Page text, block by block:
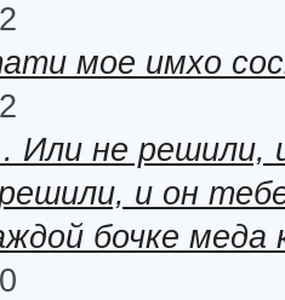
мое имхо
Или не
и он
бочке